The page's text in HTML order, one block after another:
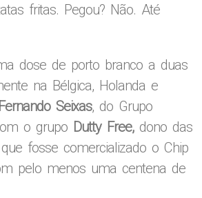
fritas. Pegou? Não. Até
dose de porto branco a duas
na Bélgica, Holanda e
Fernando Seixas, do Grupo
o grupo Dutty Free,dono das
fosse comercializado o Chip
pelo menos uma centena de